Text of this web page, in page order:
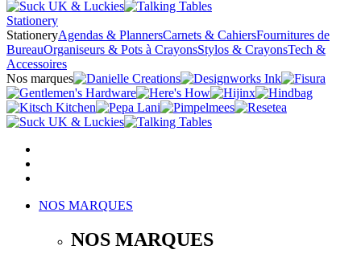
Stationery
StationeryAgendas & PlannersCarnets & CahiersFournitures de
BureauOrganiseurs & Pots à CrayonsStylos & CrayonsTech &
Accessoires
Nos marques
NOS MARQUES
NOS MARQUES